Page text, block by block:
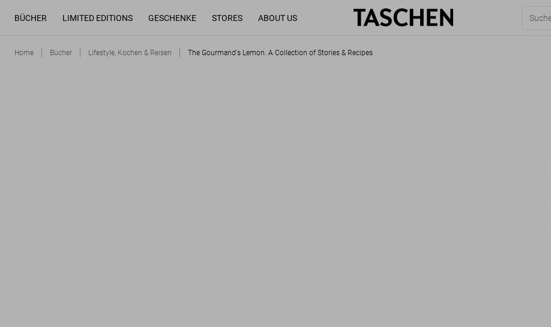
BÜCHER LIMITED EDITIONS GESCHENKE STORES ABOUT US
Home Bücher Lifestyle, Kochen & Reisen The Gourmand's Lemon. A Collection of Stories & Recipes